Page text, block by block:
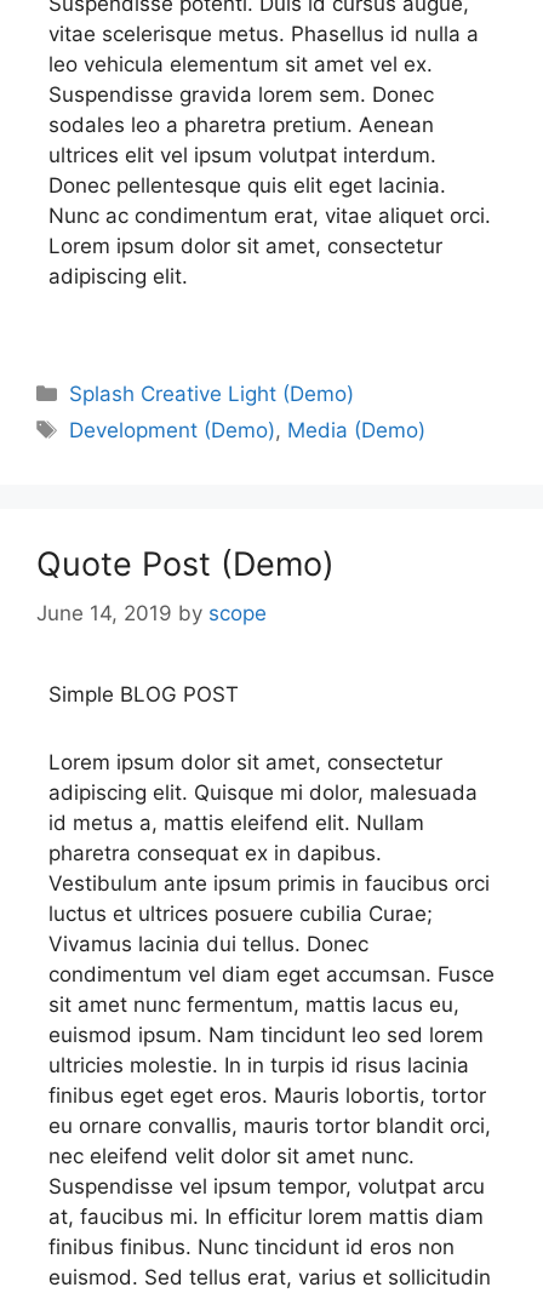
vitae scelerisque metus. Phasellus id nulla a
leo vehicula elementum sit amet vel ex.
Suspendisse gravida lorem sem. Donec
sodales leo a pharetra pretium. Aenean
ultrices elit vel ipsum volutpat interdum.
Donec pellentesque quis elit eget lacinia.
Nunc ac condimentum erat, vitae aliquet orci.
Lorem ipsum dolor sit amet, consectetur
adipiscing elit.
Splash Creative Light (Demo)
Development (Demo), Media (Demo)
Quote Post (Demo)
June 14, 2019 by scope
Simple BLOG POST
Lorem ipsum dolor sit amet, consectetur
adipiscing elit. Quisque mi dolor, malesuada
id metus a, mattis eleifend elit. Nullam
pharetra consequat ex in dapibus.
Vestibulum ante ipsum primis in faucibus orci
luctus et ultrices posuere cubilia Curae;
Vivamus lacinia dui tellus. Donec
condimentum vel diam eget accumsan. Fusce
sit amet nunc fermentum, mattis lacus eu,
euismod ipsum. Nam tincidunt leo sed lorem
ultricies molestie. In in turpis id risus lacinia
finibus eget eget eros. Mauris lobortis, tortor
eu ornare convallis, mauris tortor blandit orci,
nec eleifend velit dolor sit amet nunc.
Suspendisse vel ipsum tempor, volutpat arcu
at, faucibus mi. In efficitur lorem mattis diam
finibus finibus. Nunc tincidunt id eros non
euismod. Sed tellus erat, varius et sollicitudin